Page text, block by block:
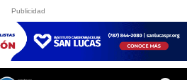
Publicidad